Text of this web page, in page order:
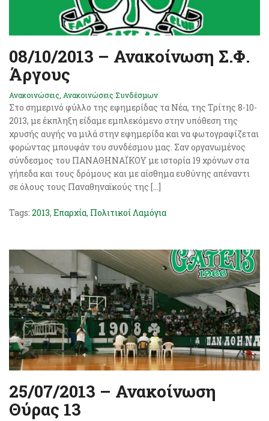
08/10/2013 – Ανακοίνωση Σ.Φ.
Άργους
Ανακοινώσεις, Ανακοινώσεις Συνδέσμων
Στο σημερινό φύλλο της εφημερίδας τα Νέα, της Τρίτης 8-10-
2013, με έκπληξη είδαμε εμπλεκόμενο στην υπόθεση της
χρυσής αυγής να μιλά στην εφημερίδα και να φωτογραφίζεται
φορώντας μπουφάν του συνδέσμου μας. Σαν οργανωμένος
σύνδεσμος του ΠΑΝΑΘΗΝΑΪΚΟΥ με ιστορία 19 χρόνων στα
γήπεδα και τους δρόμους και με αίσθημα ευθύνης απέναντι
σε όλους τους Παναθηναϊκούς της […]
Tags: 2013, Επαρχία, Πολιτικοί Λαμόγια
25/07/2013 – Ανακοίνωση
Θύρας 13